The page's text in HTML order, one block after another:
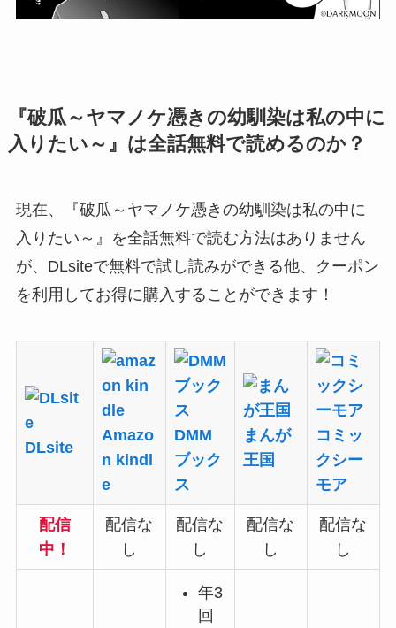
『破瓜～ヤマノケ憑きの幼馴染は私の中に
入りたい～』は全話無料で読めるのか？
現在、『破瓜～ヤマノケ憑きの幼馴染は私の中に
入りたい～』を全話無料で読む方法はありません
が、DLsiteで無料で試し読みができる他、
クーポン
を利用してお得に購入することができます！
DLsite
Amazo
n kindl
e
DMM
ブック
ス
まんが
王国
コミッ
クシー
モア
配信
中！
配信な
し
配信な
し
配信な
し
配信な
し
年3
回